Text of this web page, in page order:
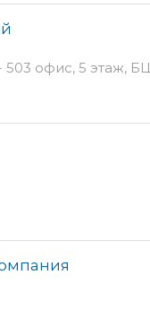
офис, 5 этаж, БЦ